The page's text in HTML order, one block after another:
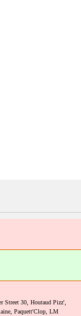
Street 30, Houtaud Pizz',
, Paquett'Clop, LM